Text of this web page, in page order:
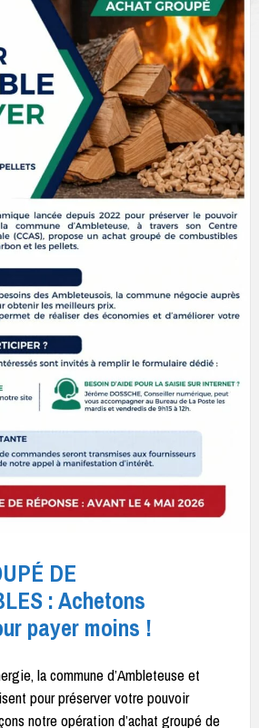
DE
: Achetons
payer moins !
la commune d’Ambleteuse et
pour préserver votre pouvoir
notre opération d’achat groupé de